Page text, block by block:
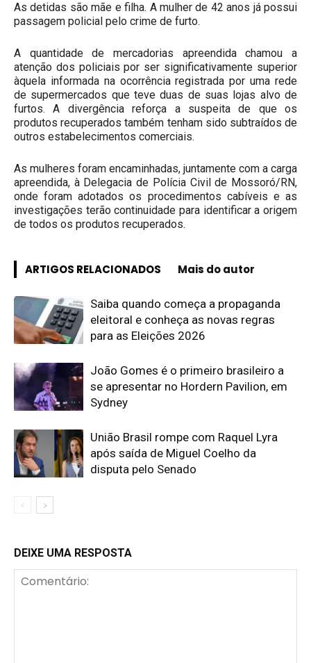
As detidas são mãe e filha. A mulher de 42 anos já possui
passagem policial pelo crime de furto.
A quantidade de mercadorias apreendida chamou a
atenção dos policiais por ser significativamente superior
àquela informada na ocorrência registrada por uma rede
de supermercados que teve duas de suas lojas alvo de
furtos. A divergência reforça a suspeita de que os
produtos recuperados também tenham sido subtraídos de
outros estabelecimentos comerciais.
As mulheres foram encaminhadas, juntamente com a carga
apreendida, à Delegacia de Polícia Civil de Mossoró/RN,
onde foram adotados os procedimentos cabíveis e as
investigações terão continuidade para identificar a origem
de todos os produtos recuperados.
ARTIGOS RELACIONADOS Mais do autor
Saiba quando começa a propaganda
eleitoral e conheça as novas regras
para as Eleições 2026
João Gomes é o primeiro brasileiro a
se apresentar no Hordern Pavilion, em
Sydney
União Brasil rompe com Raquel Lyra
após saída de Miguel Coelho da
disputa pelo Senado
DEIXE UMA RESPOSTA